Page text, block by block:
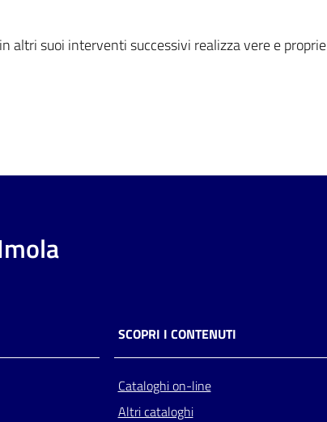
altri suoi interventi successivi realizza vere e proprie
SCOPRI I CONTENUTI
Cataloghi on-line
Altri cataloghi